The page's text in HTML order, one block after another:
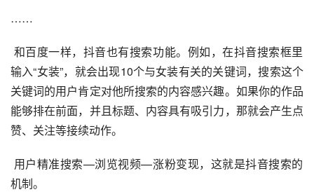
……
和百度一样，抖音也有搜索功能。例如，在抖音搜索框里
输入“女装”，就会出现10个与女装有关的关键词，搜索这个
关键词的用户肯定对他所搜索的内容感兴趣。如果你的作品
能够排在前面，并且标题、内容具有吸引力，那就会产生点
赞、关注等接续动作。
机制。